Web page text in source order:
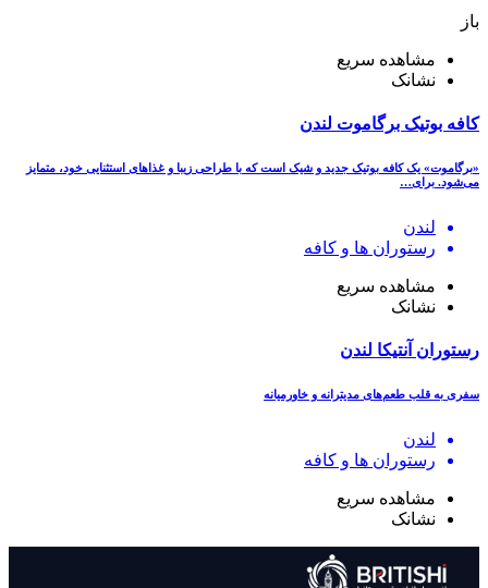
باز
مشاهده سریع
نشانک
کافه بوتیک برگاموت لندن
«برگاموت» یک کافه بوتیک جدید و شیک است که با طراحی زیبا و غذاهای استثنایی خود، متمایز
می‌شود. برای…
لندن
رستوران ھا و کافه
مشاهده سریع
نشانک
رستوران آنتیکا لندن
سفری به قلب طعم‌های مدیترانه و خاورمیانه
لندن
رستوران ھا و کافه
مشاهده سریع
نشانک